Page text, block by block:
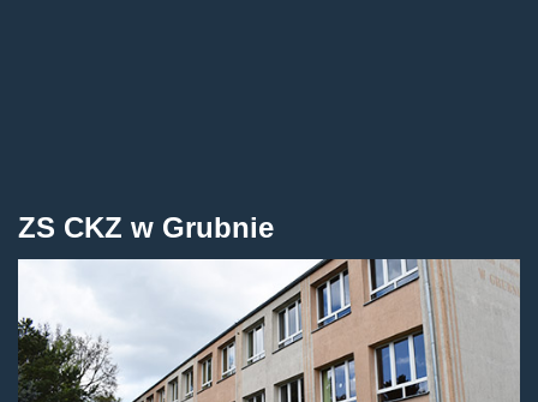
ZS CKZ w Grubnie